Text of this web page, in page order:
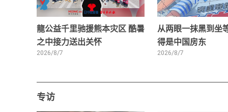
龍公益千里驰援熊本灾区 酷暑
之中接力送出关怀
2026/8/7
从两眼一抹黑到坐
得是中国房东
2026/8/7
专访